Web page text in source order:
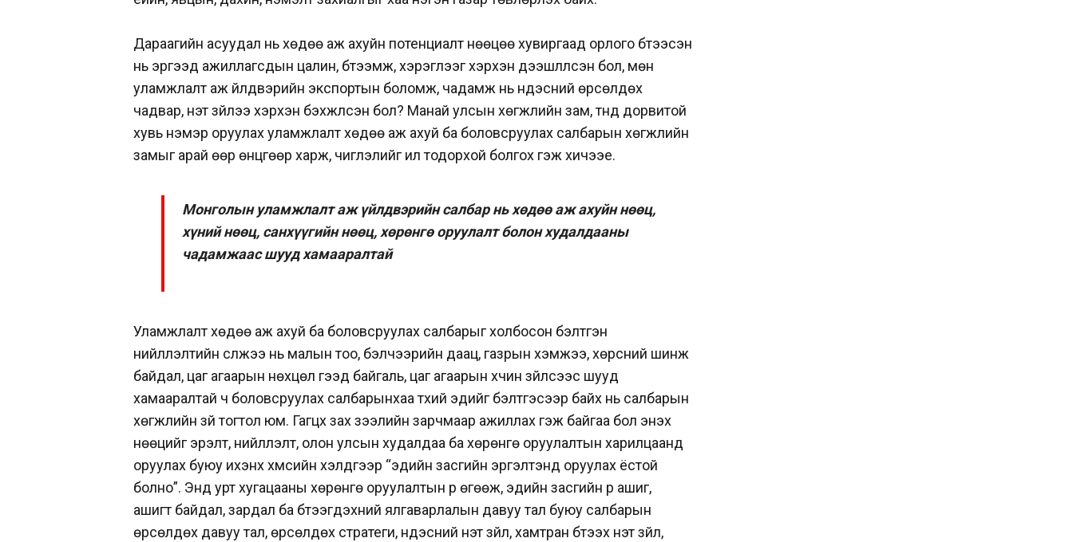
Дараагийн асуудал нь хөдөө аж ахуйн потенциалт нөөцөө хувиргаад орлого бүтээсэн
нь эргээд ажиллагсдын цалин, бүтээмж, хэрэглээг хэрхэн дээшлүүлсэн бол, мөн
уламжлалт аж үйлдвэрийн экспортын боломж, чадамж нь үндэсний өрсөлдөх
чадвар, үнэт зүйлээ хэрхэн бэхжүүлсэн бол? Манай улсын хөгжлийн зам, түүнд дорвитой
хувь нэмэр оруулах уламжлалт хөдөө аж ахуй ба боловсруулах салбарын хөгжлийн
замыг арай өөр өнцгөөр харж, чиглэлийг илүү тодорхой болгох гэж хичээе.
Монголын уламжлалт аж үйлдвэрийн салбар нь хөдөө аж ахуйн нөөц,
хүний нөөц, санхүүгийн нөөц, хөрөнгө оруулалт болон худалдааны
чадамжаас шууд хамааралтай
Уламжлалт хөдөө аж ахуй ба боловсруулах салбарыг холбосон бэлтгэн
нийлүүлэлтийн сүлжээ нь малын тоо, бэлчээрийн даац, газрын хэмжээ, хөрсний шинж
байдал, цаг агаарын нөхцөл гээд байгаль, цаг агаарын хүчин зүйлсээс шууд
хамааралтай ч боловсруулах салбарынхаа түүхий эдийг бэлтгэсээр байх нь салбарын
хөгжлийн зүй тогтол юм. Гагцхүү зах зээлийн зарчмаар ажиллах гэж байгаа бол энэхүү
нөөцийг эрэлт, нийлүүлэлт, олон улсын худалдаа ба хөрөнгө оруулалтын харилцаанд
оруулах буюу ихэнх хүмүүсийн хэлдгээр “эдийн засгийн эргэлтэнд оруулах ёстой
болно”. Энд урт хугацааны хөрөнгө оруулалтын үр өгөөж, эдийн засгийн үр ашиг,
ашигт байдал, зардал ба бүтээгдэхүүний ялгаварлалын давуу тал буюу салбарын
өрсөлдөх давуу тал, өрсөлдөх стратеги, үндэсний үнэт зүйл, хамтран бүтээх үнэт зүйл,